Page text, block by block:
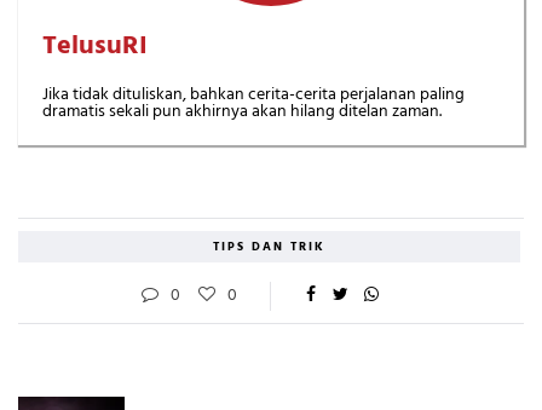
TelusuRI
Jika tidak dituliskan, bahkan cerita-cerita perjalanan paling
dramatis sekali pun akhirnya akan hilang ditelan zaman.
TIPS DAN TRIK
0 0